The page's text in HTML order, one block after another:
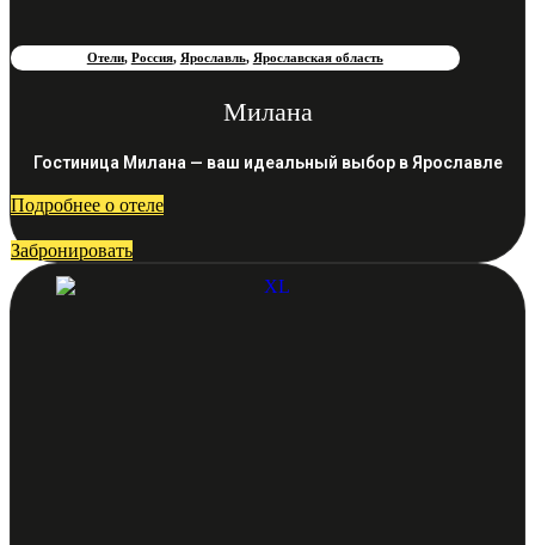
Отели, Россия, Ярославль, Ярославская область
Милана
Гостиница Милана — ваш идеальный выбор в Ярославле
Подробнее о отеле
Забронировать